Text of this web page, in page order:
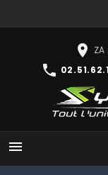
place
phone
